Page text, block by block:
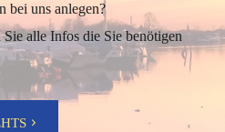
bei uns anlegen?
alle Infos die Sie benötigen